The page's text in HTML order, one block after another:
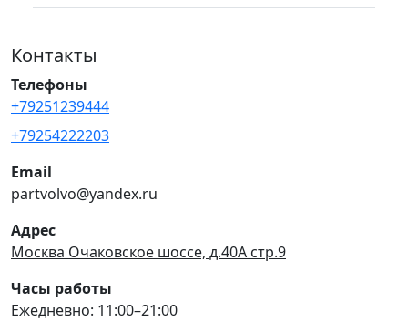
Контакты
Телефоны
+79251239444
+79254222203
Email
partvolvo@yandex.ru
Адрес
Москва Очаковское шоссе, д.40А стр.9
Часы работы
Ежедневно: 11:00–21:00